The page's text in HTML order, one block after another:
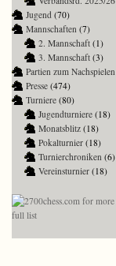
Jugend (70)
Mannschaften (7)
2. Mannschaft (1)
3. Mannschaft (3)
Partien zum Nachspielen
Presse (474)
Turniere (80)
Jugendturniere (18)
Monatsblitz (18)
Pokalturnier (18)
Turnierchroniken (6)
Vereinsturnier (18)